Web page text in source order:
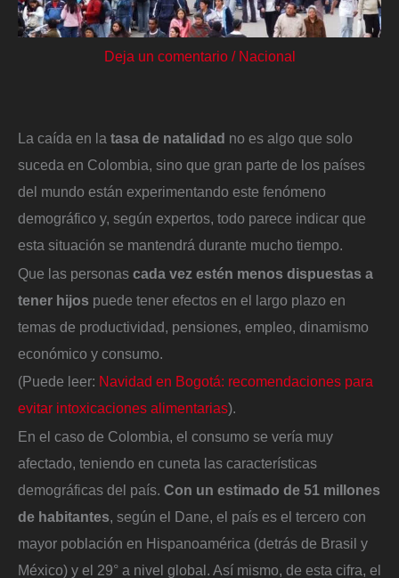
Deja un comentario / Nacional
La caída en la tasa de natalidad no es algo que solo
suceda en Colombia, sino que gran parte de los países
del mundo están experimentando este fenómeno
demográfico y, según expertos, todo parece indicar que
esta situación se mantendrá durante mucho tiempo.
Que las personas cada vez estén menos dispuestas a
tener hijos puede tener efectos en el largo plazo en
temas de productividad, pensiones, empleo, dinamismo
económico y consumo.
(Puede leer: Navidad en Bogotá: recomendaciones para
evitar intoxicaciones alimentarias).
En el caso de Colombia, el consumo se vería muy
afectado, teniendo en cuneta las características
demográficas del país. Con un estimado de 51 millones
de habitantes, según el Dane, el país es el tercero con
mayor población en Hispanoamérica (detrás de Brasil y
México) y el 29° a nivel global. Así mismo, de esta cifra, el